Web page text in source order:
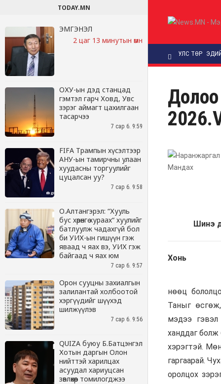
TODAY.MN
ЭМГЭНЭЛ
2 цаг 13 минутын өмнө
ОХУ-ын дэд станцад
гэмтэл гарч Ховд, Увс
зэрэг аймагт цахилгаан
тасарчээ
7 сар 6. 9:59
FIFA Трампын хүсэлтээр
АНУ-ын тамирчны улаан
хуудасны торгуулийг
цуцалсан уу?
7 сар 6. 9:58
О.Алтангэрэл: “Хууль
бус хөрөнгө хураах“ хуулийг
батлуулж чадахгүй бол
би УИХ-ын гишүүн гэж
яваад ч яах вэ, УИХ гэж
байгаад ч яах юм
7 сар 6. 9:57
Орон сууцны захиалгын
залилантай холбоотой
хэргүүдийг шүүхэд
шилжүүлэв
7 сар 6. 9:56
QUIZA буюу Б.Батцэнгэл
Хотын даргын Олон
нийттэй харилцах
асуудал хариуцсан
зөвлөхөөр томилогджээ